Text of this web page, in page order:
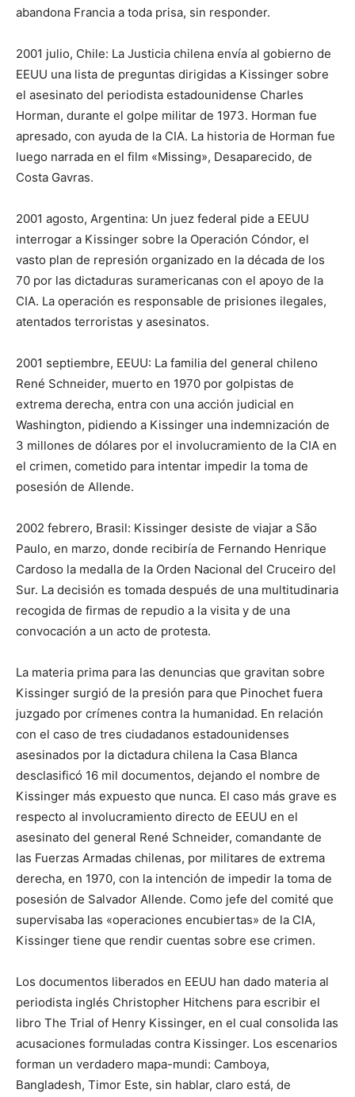
abandona Francia a toda prisa, sin responder.
2001 julio, Chile: La Justicia chilena envía al gobierno de
EEUU una lista de preguntas dirigidas a Kissinger sobre
el asesinato del periodista estadounidense Charles
Horman, durante el golpe militar de 1973. Horman fue
apresado, con ayuda de la CIA. La historia de Horman fue
luego narrada en el film «Missing», Desaparecido, de
Costa Gavras.
2001 agosto, Argentina: Un juez federal pide a EEUU
interrogar a Kissinger sobre la Operación Cóndor, el
vasto plan de represión organizado en la década de los
70 por las dictaduras suramericanas con el apoyo de la
CIA. La operación es responsable de prisiones ilegales,
atentados terroristas y asesinatos.
2001 septiembre, EEUU: La familia del general chileno
René Schneider, muerto en 1970 por golpistas de
extrema derecha, entra con una acción judicial en
Washington, pidiendo a Kissinger una indemnización de
3 millones de dólares por el involucramiento de la CIA en
el crimen, cometido para intentar impedir la toma de
posesión de Allende.
2002 febrero, Brasil: Kissinger desiste de viajar a São
Paulo, en marzo, donde recibiría de Fernando Henrique
Cardoso la medalla de la Orden Nacional del Cruceiro del
Sur. La decisión es tomada después de una multitudinaria
recogida de firmas de repudio a la visita y de una
convocación a un acto de protesta.
La materia prima para las denuncias que gravitan sobre
Kissinger surgió de la presión para que Pinochet fuera
juzgado por crímenes contra la humanidad. En relación
con el caso de tres ciudadanos estadounidenses
asesinados por la dictadura chilena la Casa Blanca
desclasificó 16 mil documentos, dejando el nombre de
Kissinger más expuesto que nunca. El caso más grave es
respecto al involucramiento directo de EEUU en el
asesinato del general René Schneider, comandante de
las Fuerzas Armadas chilenas, por militares de extrema
derecha, en 1970, con la intención de impedir la toma de
posesión de Salvador Allende. Como jefe del comité que
supervisaba las «operaciones encubiertas» de la CIA,
Kissinger tiene que rendir cuentas sobre ese crimen.
Los documentos liberados en EEUU han dado materia al
periodista inglés Christopher Hitchens para escribir el
libro The Trial of Henry Kissinger, en el cual consolida las
acusaciones formuladas contra Kissinger. Los escenarios
forman un verdadero mapa-mundi: Camboya,
Bangladesh, Timor Este, sin hablar, claro está, de